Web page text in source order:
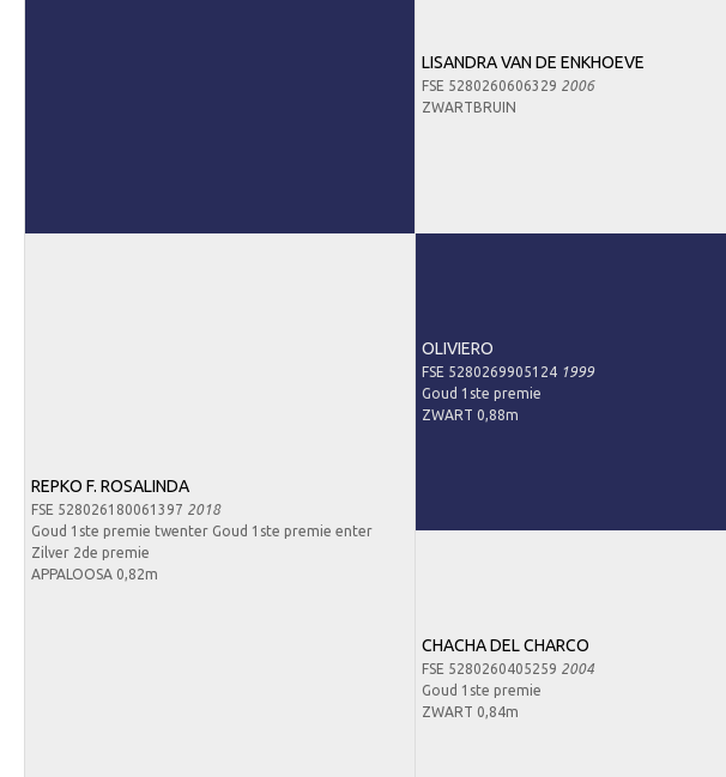
LISANDRA VAN DE ENKHOEVE
FSE 5280260606329 2006
ZWARTBRUIN
REPKO F. ROSALINDA
FSE 528026180061397 2018
Goud 1ste premie twenter Goud 1ste premie enter
Zilver 2de premie
APPALOOSA 0,82m
OLIVIERO
FSE 5280269905124 1999
Goud 1ste premie
ZWART 0,88m
CHACHA DEL CHARCO
FSE 5280260405259 2004
Goud 1ste premie
ZWART 0,84m